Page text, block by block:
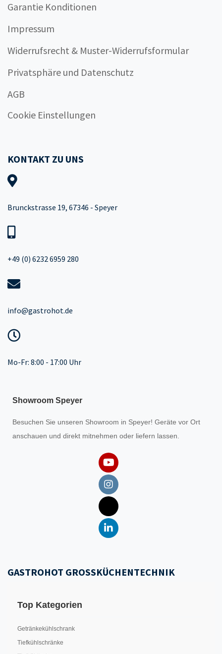
Garantie Konditionen
Impressum
Widerrufsrecht & Muster-Widerrufsformular
Privatsphäre und Datenschutz
AGB
Cookie Einstellungen
KONTAKT ZU UNS
Brunckstrasse 19, 67346 - Speyer
+49 (0) 6232 6959 280
info@gastrohot.de
Mo-Fr: 8:00 - 17:00 Uhr
Showroom Speyer
Besuchen Sie unseren Showroom in Speyer! Geräte vor Ort
anschauen und direkt mitnehmen oder liefern lassen.
GASTROHOT GROSSKÜCHENTECHNIK
Top Kategorien
Getränkekühlschrank
Tiefkühlschränke